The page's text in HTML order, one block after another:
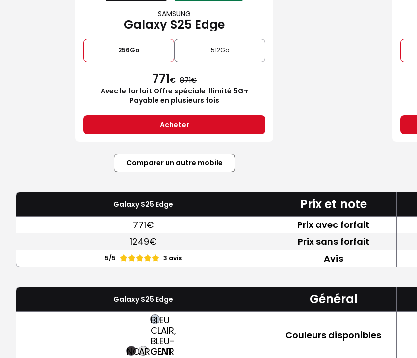
SAMSUNG
Galaxy S25 Edge
256Go 512Go
771€ 871
Avec le forfait Offre spéciale Illimité 5G+
Payable en plusieurs fois
Acheter
Comparer un autre mobile
Galaxy S25 Edge Prix et note
771€ Prix avec forfait
1249€
Prix sans forfait
5/5 3 avis Avis
Galaxy S25 Edge Général
NOIRARGENT
BLEU
CLAIR,
BLEU-
CLAIR
Couleurs disponibles